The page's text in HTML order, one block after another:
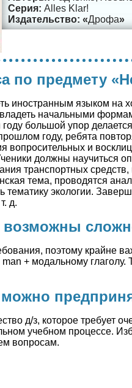
Alles Klar!
Дрофа
по предмету
иностранным языком на
начальными
большой упор
году, ребята
вопросительных и
должны научиться
транспортных
тема, проводятся
тематику экологии.
д.
поэтому крайне
+ модальному
д/з, которое требует
учебном процессе.
вопросам.